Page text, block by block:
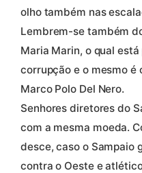
olho também nas
Lembrem-se também
Maria Marin, o qual
corrupção e o mesmo é
Marco Polo Del Nero.
Senhores diretores do
com a mesma moeda.
desce, caso o Sampaio
contra o Oeste e